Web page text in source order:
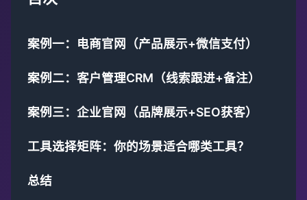
案例一：电商官网（产品展示+微信支付）
案例二：客户管理CRM（线索跟进+备注）
案例三：企业官网（品牌展示+SEO获客）
工具选择矩阵：你的场景适合哪类工具？
总结